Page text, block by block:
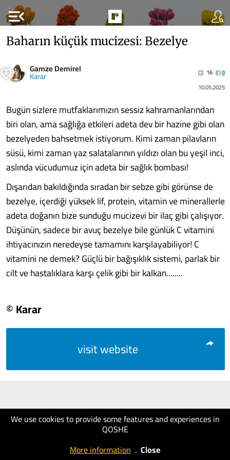
menu_open
We use cookies to provide some features and experiences in
QOSHE
More information . Close
Baharın küçük mucizesi: Bezelye
Gamze Demirel
Karar 16
0
10.05.2025
Bugün sizlere mutfaklarımızın sessiz kahramanlarından
biri olan, ama sağlığa etkileri adeta dev bir hazine gibi olan
bezelyeden bahsetmek istiyorum. Kimi zaman pilavların
süsü, kimi zaman yaz salatalarının yıldızı olan bu yeşil inci,
aslında vücudumuz için adeta bir sağlık bombası!
Dışarıdan bakıldığında sıradan bir sebze gibi görünse de
bezelye, içerdiği yüksek lif, protein, vitamin ve minerallerle
adeta doğanın bize sunduğu mucizevi bir ilaç gibi çalışıyor.
Düşünün, sadece bir avuç bezelye bile günlük C vitamini
ihtiyacınızın neredeyse tamamını karşılayabiliyor! C
vitamini ne demek? Güçlü bir bağışıklık sistemi, parlak bir
cilt ve hastalıklara karşı çelik gibi bir kalkan........
© Karar
visit website